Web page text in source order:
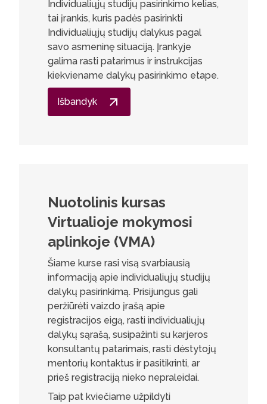
Individualiųjų studijų pasirinkimo kelias,
tai įrankis, kuris padės pasirinkti
Individualiųjų studijų dalykus pagal
savo asmeninę situaciją. Įrankyje
galima rasti patarimus ir instrukcijas
kiekviename dalykų pasirinkimo etape.
Išbandyk
Nuotolinis kursas
Virtualioje mokymosi
aplinkoje (VMA)
Šiame kurse rasi visą svarbiausią
informaciją apie individualiųjų studijų
dalykų pasirinkimą. Prisijungus gali
peržiūrėti vaizdo įrašą apie
registracijos eigą, rasti individualiųjų
dalykų sąrašą, susipažinti su karjeros
konsultantų patarimais, rasti dėstytojų
mentorių kontaktus ir pasitikrinti, ar
prieš registraciją nieko nepraleidai.
Taip pat kviečiame užpildyti